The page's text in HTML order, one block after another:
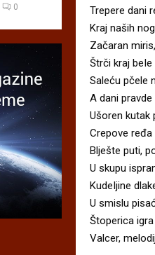
Trepere dani
Kraj naših
Začaran
Štrči kraj
Saleću pčele
A dani pravde
Ušoren kutak
Crepove
Blješte puti,
U skupu
KudeIjine
U smislu
Štoperica
Valcer,
0